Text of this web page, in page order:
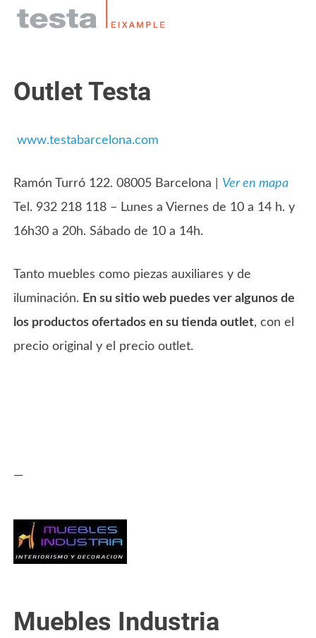
Outlet Testa
www.testabarcelona.com
Ramón Turró 122. 08005 Barcelona | Ver en mapa
Tel. 932 218 118 – Lunes a Viernes de 10 a 14 h. y
16h30 a 20h. Sábado de 10 a 14h.
Tanto muebles como piezas auxiliares y de
iluminación. En su sitio web puedes ver algunos de
los productos ofertados en su tienda outlet, con el
precio original y el precio outlet.
—
Muebles Industria